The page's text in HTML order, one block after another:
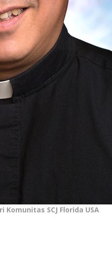
Komunitas SCJ Florida USA